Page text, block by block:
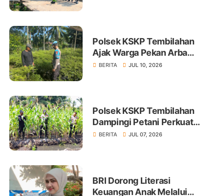
Polsek KSKP Tembilahan
Ajak Warga Pekan Arba
Tanam Cabai Dukung
BERITA JUL 10, 2026
Polsek KSKP Tembilahan
Dampingi Petani Perkuat
Swasembada Pangan
BERITA JUL 07, 2026
BRI Dorong Literasi
Keuangan Anak Melalui